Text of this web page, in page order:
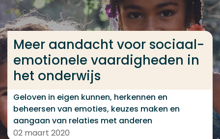
Ga direct naar de content
... > Meer aandacht voor sociaal-emotionele
Meer aandacht voor sociaal-
emotionele vaardigheden in
het onderwijs
Geloven in eigen kunnen, herkennen en
beheersen van emoties, keuzes maken en
aangaan van relaties met anderen
02 maart 2020
Veel gezocht